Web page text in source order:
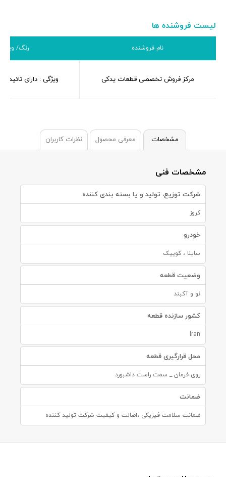
لیست فروشنده ها
نام فروشنده رنگ/
مرکز فروش تخصصی قطعات یدکی ویژگی : دارای
مشخصات معرفی محصول نظرات کاربران
مشخصات فنی
شرکت توزیع، تولید و یا بسته بندی کننده
کروز
خودرو
ساینا ، کوییک
وضعیت قطعه
نو و آکبند
کشور سازنده قطعه
Iran
محل قرارگیری قطعه
روی فرمان _ سمت راست داشبورد
ضمانت
ضمانت سلامت فیزیکی ،اصالت و کیفیت شرکت تولید کننده